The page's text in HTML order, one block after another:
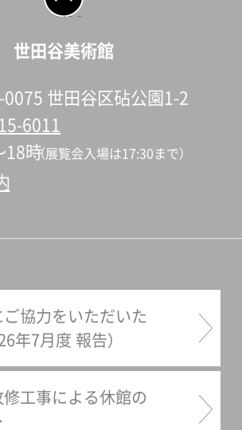
ページの先頭へ戻
世田谷美術館
0075 世田谷区砧公園1-2
6011
18時（展覧会入場は17:30まで）
協力をいただいた
年7月度 報告）
修工事による休館の